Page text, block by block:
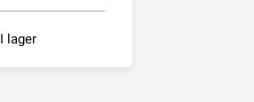
I lager